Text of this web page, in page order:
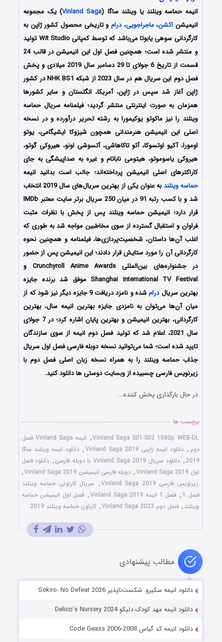
انیمه حماسه وینلند یا وینلند ساگا (Vinland Saga) یک مجموعه
انیمیشن اکشن،ماجراجویی،درام و تاریخی محصول کشور ژاپن به
کارگردانی سوهی یابوتا می‌باشد که توسط کمپانی Wit Studio تولید
و منتشر شده است؛ همچنین فصل اول این انیمیشن در قالب 24
قسمت از تاریخ 6 جولای تا 29 دسامبر سال 2019 میلادی و پخش
فصل دوم این سریال هم در سال 2023 از شبکه NHK BS1 در کشور
ژاپن آغاز شد سپس در ژاپن، آمریکا، انگلستان و سایر کشورها
همزمان به صورت اینترنتی منتشر گردید؛ فیلمنامه سریال حماسه
وینلند را نیز ماکوتو یوکیمورا به رشته تحریر درآورده و در نسخه
اصلی این انیمیشن هنرمندانی همچون شیزوکا ایشیگامی، یوتو
اومورا، آکیو اوتسوکا، آئو تاکاهاشی، آتسوشی اونو، هیروکی گوتو،
هیروکی یاسوموتو، هیتومی ناباتام و غیره به صداپیشگی به جای
کاراکترهای اصلی انیمیشن پرداخته‌اند؛ جالب است بدانید انیمه
حماسه وینلند
به عنوان یکی از بهترین سریال‌های سال 2019 انتخاب
شد و با کسب رتبه 91 در میان 250 سریال برتر سایت معتبر IMDb
قرار دارد؛ انیمیشن حماسه وینلند پس از پخش با نظرات مثبت
فراوان و استقبال گسترده از سوی مخاطبین مواجه شد به طوری که
اغلب آن‌ها داستان، شخصیت‌پردازی‌ها، فیلمنامه و همچنین نحوه
کارگردانی آن را مورد ستایش قرار دادند؛ این انیمیشن پس از حضور
در جشنواره‌های بین‌المللی Crunchyroll Anime Awards و
Shanghai International TV Festival موفق شد برنده جایزه
بهترین سریالدرام
شده و نامزد دریافت 9 جایزه دیگر نیز شود که از
میان آن‌ها می‌توان به نامزدی جایزه بهترین انیمه سال، بهترین
کارگردانی، بهترین انیمیشن و بهترین پایان اشاره کرد؛ در 7 جولای
سال 2021، اعلام شد که تولید فصل دوم انیمه از سوی سازندگان
تایید شده است؛ شما می‌توانید نسخه دوبله فارسی فصل اول سریال
جذاب حماسه وینلند را به همراه نسخه زبان اصلی فصل دوم با
زیرنویس فارسی چسبیده از وبسایت دوستی ها دانلود کنید.
در حال بارگذاری پخش کننده...
برچسب ها
Vinland Saga S01-S02 1080p WEB-DL
,
انیمه Vinland Saga فصل
دوم , دانلود انیمه ژاپنی Vinland Saga 2019 , دانلود انیمه وینلند ساگا
2019
, دانلود سریال Vinland Saga 2019 با دوبله فارسی , دانلود فصل
اول Vinland Saga 2019
, دوبله فارسی انیمیشن Vinland Saga 2019
,
زیرنویس فارسی Vinland Saga 2019
, سریال کارتونی حماسه وینلند
فصل 1
, فصل 1 انیمه Vinland Saga 2019 , فصل اول انیمیشن حماسه
وینلند , فصل دوم Vinland Saga 2023 , کارتون حماسه وینلند 2019
مطالب پیشنهادی
دانلود انیمه سکیرو: شکست‌ناپذیر Sekiro: No Defeat 2026
دانلود انیمه مهد کودک دلیکو Delico’s Nursery 2024
دانلود انیمه کد گیاس Code Geass 2006-2008